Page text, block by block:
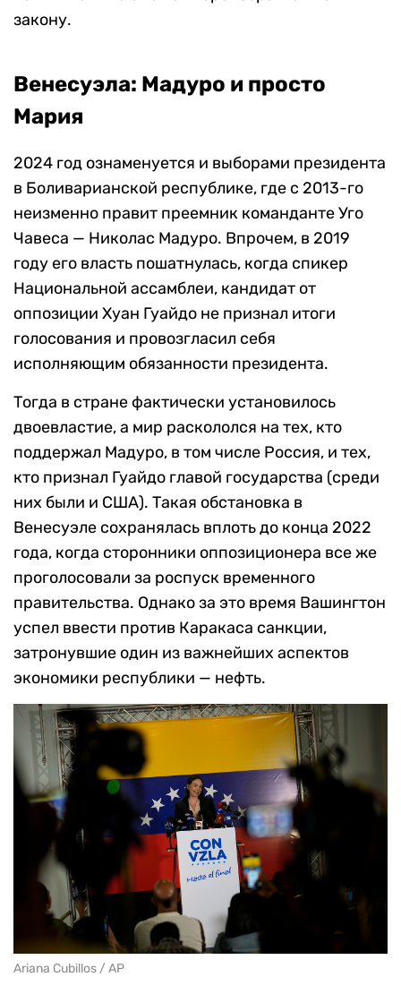
закону.
Венесуэла: Мадуро и просто
Мария
2024 год ознаменуется и выборами президента
в Боливарианской республике, где с 2013-го
неизменно правит преемник команданте Уго
Чавеса — Николас Мадуро. Впрочем, в 2019
году его власть пошатнулась, когда спикер
Национальной ассамблеи, кандидат от
оппозиции Хуан Гуайдо не признал итоги
голосования и провозгласил себя
исполняющим обязанности президента.
Тогда в стране фактически установилось
двоевластие, а мир раскололся на тех, кто
поддержал Мадуро, в том числе Россия, и тех,
кто признал Гуайдо главой государства (среди
них были и США). Такая обстановка в
Венесуэле сохранялась вплоть до конца 2022
года, когда сторонники оппозиционера все же
проголосовали за роспуск временного
правительства. Однако за это время Вашингтон
успел ввести против Каракаса санкции,
затронувшие один из важнейших аспектов
экономики республики — нефть.
Ariana Cubillos / AP